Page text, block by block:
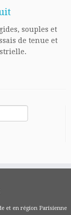
souples et
de tenue et
et en région Parisienne